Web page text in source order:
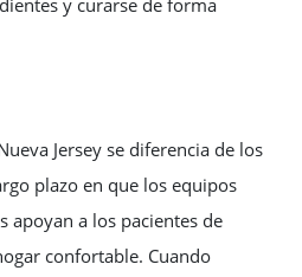
y curarse de forma
Jersey se diferencia de los
plazo en que los equipos
apoyan a los pacientes de
confortable. Cuando